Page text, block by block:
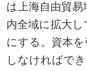
は上海自由貿
内全域に拡大
にする。資本
しなければで